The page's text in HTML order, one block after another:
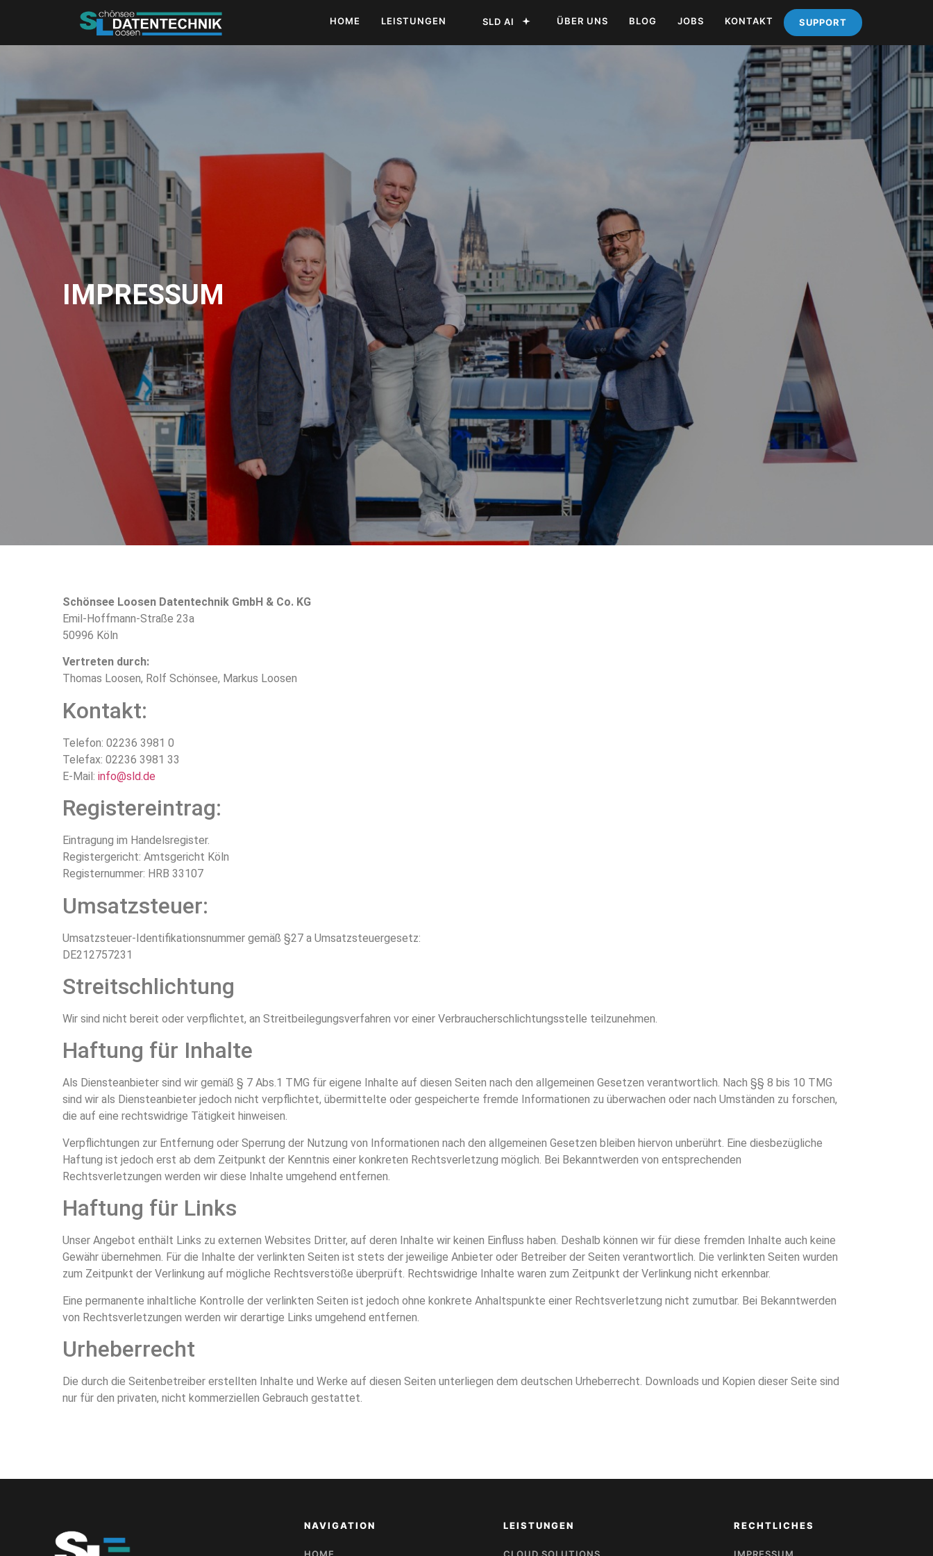
HOME LEISTUNGEN SLD AI ÜBER UNS BLOG JOBS KONTAKT SUPPORT
IMPRESSUM
Schönsee Loosen Datentechnik GmbH & Co. KG
Emil-Hoffmann-Straße 23a
50996 Köln
Vertreten durch:
Thomas Loosen, Rolf Schönsee, Markus Loosen
Kontakt:
Telefon: 02236 3981 0
Telefax: 02236 3981 33
E-Mail: info@sld.de
Registereintrag:
Eintragung im Handelsregister.
Registergericht: Amtsgericht Köln
Registernummer: HRB 33107
Umsatzsteuer:
Umsatzsteuer-Identifikationsnummer gemäß §27 a Umsatzsteuergesetz:
DE212757231
Streitschlichtung
Wir sind nicht bereit oder verpflichtet, an Streitbeilegungsverfahren vor einer Verbraucherschlichtungsstelle teilzunehmen.
Haftung für Inhalte
Als Diensteanbieter sind wir gemäß § 7 Abs.1 TMG für eigene Inhalte auf diesen Seiten nach den allgemeinen Gesetzen verantwortlich. Nach §§ 8 bis 10 TMG
sind wir als Diensteanbieter jedoch nicht verpflichtet, übermittelte oder gespeicherte fremde Informationen zu überwachen oder nach Umständen zu forschen,
die auf eine rechtswidrige Tätigkeit hinweisen.
Verpflichtungen zur Entfernung oder Sperrung der Nutzung von Informationen nach den allgemeinen Gesetzen bleiben hiervon unberührt. Eine diesbezügliche
Haftung ist jedoch erst ab dem Zeitpunkt der Kenntnis einer konkreten Rechtsverletzung möglich. Bei Bekanntwerden von entsprechenden
Rechtsverletzungen werden wir diese Inhalte umgehend entfernen.
Haftung für Links
Unser Angebot enthält Links zu externen Websites Dritter, auf deren Inhalte wir keinen Einfluss haben. Deshalb können wir für diese fremden Inhalte auch keine
Gewähr übernehmen. Für die Inhalte der verlinkten Seiten ist stets der jeweilige Anbieter oder Betreiber der Seiten verantwortlich. Die verlinkten Seiten wurden
zum Zeitpunkt der Verlinkung auf mögliche Rechtsverstöße überprüft. Rechtswidrige Inhalte waren zum Zeitpunkt der Verlinkung nicht erkennbar.
Eine permanente inhaltliche Kontrolle der verlinkten Seiten ist jedoch ohne konkrete Anhaltspunkte einer Rechtsverletzung nicht zumutbar. Bei Bekanntwerden
von Rechtsverletzungen werden wir derartige Links umgehend entfernen.
Urheberrecht
Die durch die Seitenbetreiber erstellten Inhalte und Werke auf diesen Seiten unterliegen dem deutschen Urheberrecht. Downloads und Kopien dieser Seite sind
nur für den privaten, nicht kommerziellen Gebrauch gestattet.
NAVIGATION LEISTUNGEN RECHTLICHES